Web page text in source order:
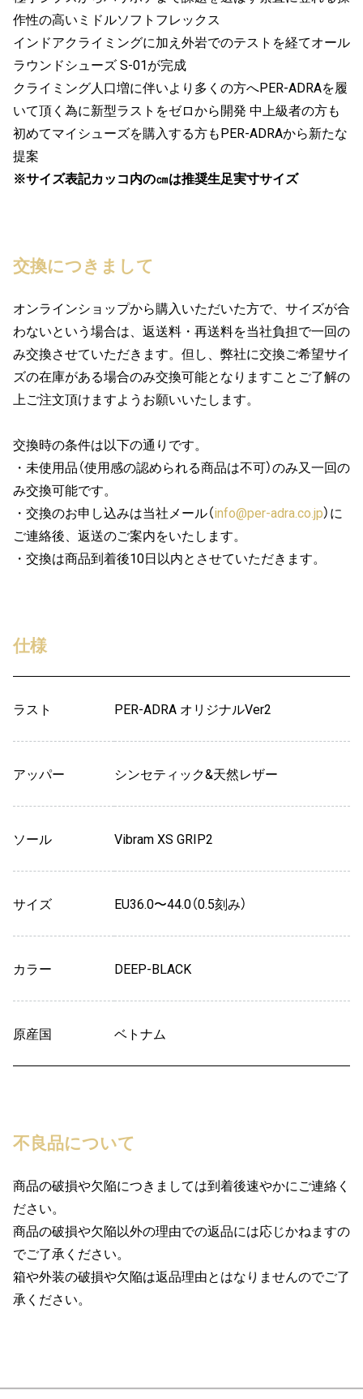
作性の高いミドルソフトフレックス
インドアクライミングに加え外岩でのテストを経てオール
ラウンドシューズ S-01が完成
クライミング人口増に伴いより多くの方へPER-ADRAを履
いて頂く為に新型ラストをゼロから開発 中上級者の方も
初めてマイシューズを購入する方もPER-ADRAから新たな
提案
※サイズ表記カッコ内の㎝は推奨生足実寸サイズ
交換につきまして
オンラインショップから購入いただいた方で、サイズが合
わないという場合は、返送料・再送料を当社負担で一回の
み交換させていただきます。但し、弊社に交換ご希望サイ
ズの在庫がある場合のみ交換可能となりますことご了解の
上ご注文頂けますようお願いいたします。
交換時の条件は以下の通りです。
・未使用品（使用感の認められる商品は不可）のみ又一回の
み交換可能です。
・交換のお申し込みは当社メール（info@per-adra.co.jp）に
ご連絡後、返送のご案内をいたします。
・交換は商品到着後10日以内とさせていただきます。
仕様
ラスト PER-ADRA オリジナルVer2
アッパー シンセティック&天然レザー
ソール Vibram XS GRIP2
サイズ EU36.0〜44.0（0.5刻み）
カラー DEEP-BLACK
原産国 ベトナム
不良品について
商品の破損や欠陥につきましては到着後速やかにご連絡く
ださい。
商品の破損や欠陥以外の理由での返品には応じかねますの
でご了承ください。
箱や外装の破損や欠陥は返品理由とはなりませんのでご了
承ください。